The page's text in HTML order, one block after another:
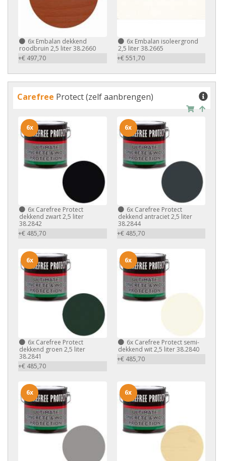
6x Embalan dekkend
roodbruin 2,5 liter 38.2660
+€ 497,70
6xEmbalan isoleergrond
2,5 liter 38.2665
+€ 551,70
Carefree Protect (zelf aanbrengen)
6x Carefree Protect
dekkend zwart 2,5 liter
38.2842
+€ 485,70
6x
6xCarefree Protect
dekkend antraciet 2,5 liter
38.2844
+€ 485,70
6x
6x Carefree Protect
dekkend groen 2,5 liter
38.2841
+€ 485,70
6x
6xCarefree Protect semi-
dekkend wit 2,5 liter 38.2840
+€ 485,70
6x
6x 6x